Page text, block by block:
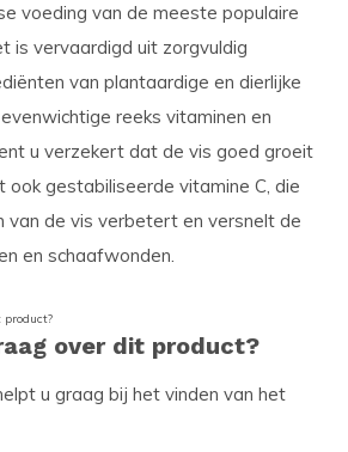
voeding van de meeste populaire
is vervaardigd uit zorgvuldig
van plantaardige en dierlijke
reeks vitaminen en
u verzekert dat de vis goed groeit
ook gestabiliseerde vitamine C, die
van de vis verbetert en versnelt de
en schaafwonden.
over dit product?
u graag bij het vinden van het